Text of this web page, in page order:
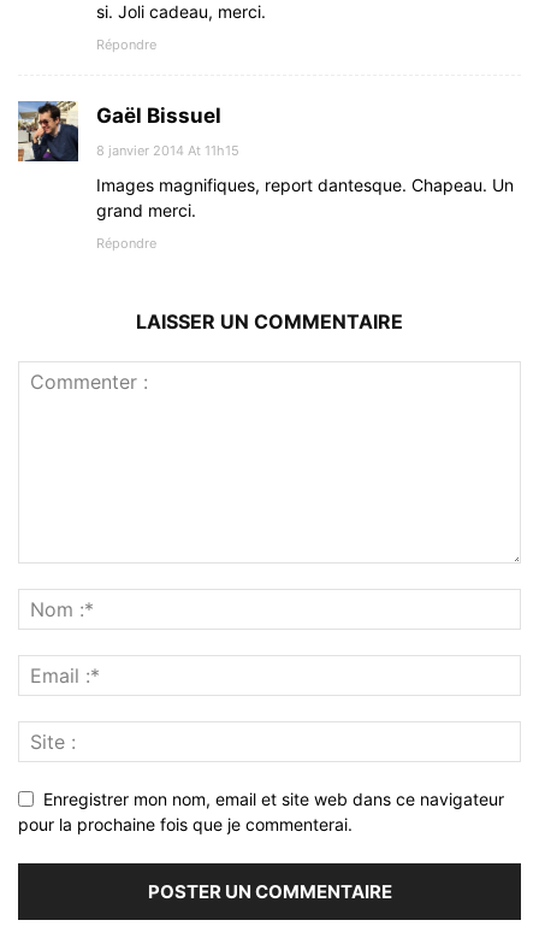
si. Joli cadeau, merci.
Répondre
Gaël Bissuel
8 janvier 2014 At 11h15
Images magnifiques, report dantesque. Chapeau. Un
grand merci.
Répondre
LAISSER UN COMMENTAIRE
Enregistrer mon nom, email et site web dans ce navigateur
pour la prochaine fois que je commenterai.